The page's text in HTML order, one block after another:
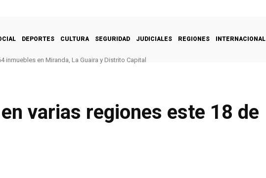
DEPORTES CULTURA SEGURIDAD JUDICIALES REGIONES INTERNACIONAL
inmuebles en Miranda, La Guaira y Distrito Capital
varias regiones este 18 de